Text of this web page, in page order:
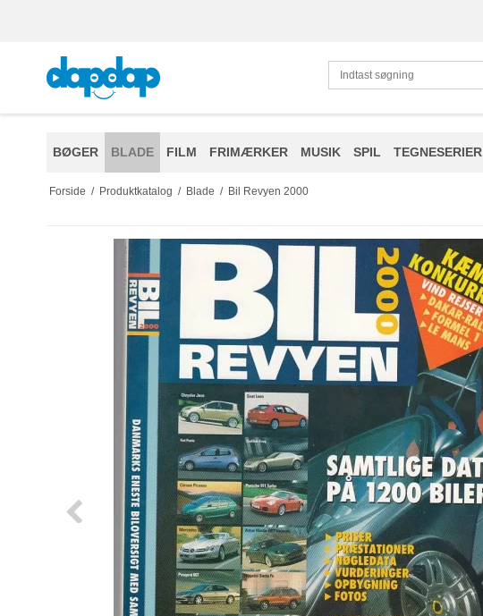
BØGER BLADE FILM FRIMÆRKER MUSIK SPIL TEGNESERIER
Forside / Produktkatalog / Blade / Bil Revyen 2000